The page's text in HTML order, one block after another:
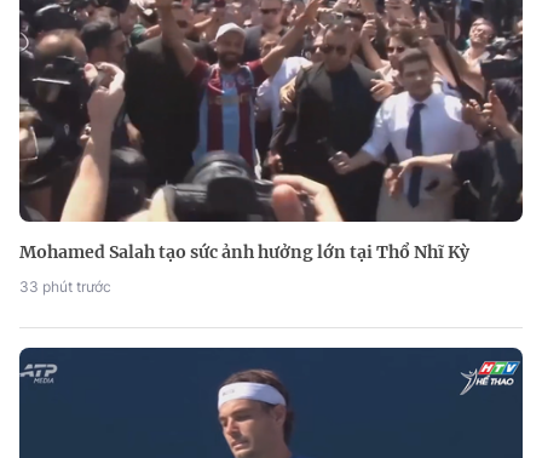
Mohamed Salah tạo sức ảnh hưởng lớn tại Thổ Nhĩ Kỳ
33 phút trước